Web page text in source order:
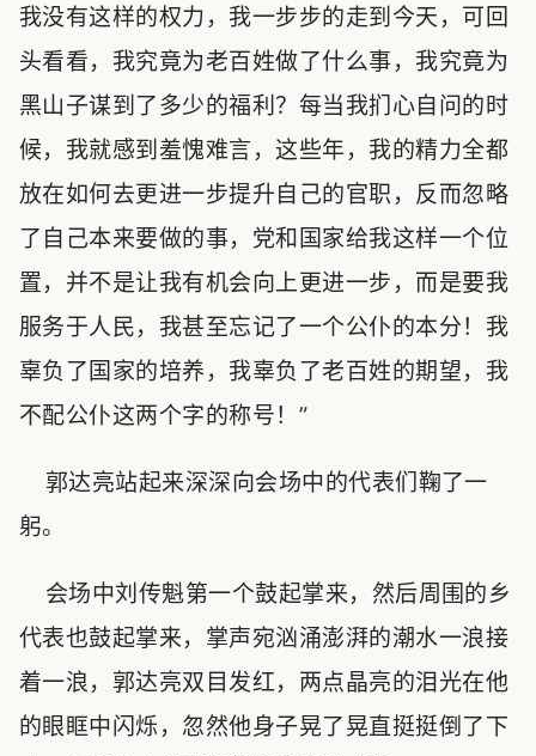
我没有这样的权力，我一步步的走到今天，可回
头看看，我究竟为老百姓做了什么事，我究竟为
黑山子谋到了多少的福利？每当我扪心自问的时
候，我就感到羞愧难言，这些年，我的精力全都
放在如何去更进一步提升自己的官职，反而忽略
了自己本来要做的事，党和国家给我这样一个位
置，并不是让我有机会向上更进一步，而是要我
服务于人民，我甚至忘记了一个公仆的本分！我
辜负了国家的培养，我辜负了老百姓的期望，我
不配公仆这两个字的称号！”
郭达亮站起来深深向会场中的代表们鞠了一
躬。
会场中刘传魁第一个鼓起掌来，然后周围的乡
代表也鼓起掌来，掌声宛汹涌澎湃的潮水一浪接
着一浪，郭达亮双目发红，两点晶亮的泪光在他
的眼眶中闪烁，忽然他身子晃了晃直挺挺倒了下